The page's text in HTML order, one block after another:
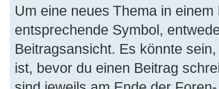
Um eine neues Thema in
entsprechende Symbol,
Beitragsansicht. Es könnte
ist, bevor du einen Beitrag